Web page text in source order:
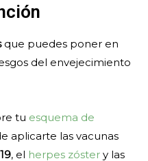
que puedes poner en
del envejecimiento
tu esquema de
aplicarte las vacunas
, el herpes zóster y las